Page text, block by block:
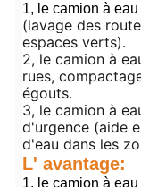
1, le camion à
(lavage des
espaces verts).
2, le camion à
rues,
égouts.
3, le camion à
d'urgence (aide
d'eau dans les
L' avantage:
1, le camion à